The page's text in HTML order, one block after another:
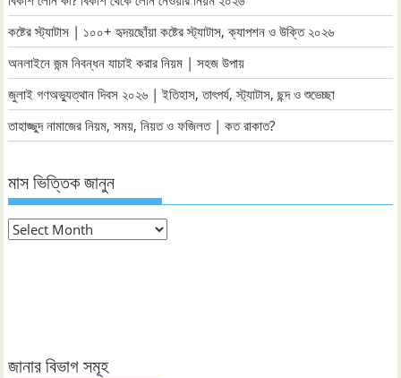
কষ্টের স্ট্যাটাস | ১০০+ হৃদয়ছোঁয়া কষ্টের স্ট্যাটাস, ক্যাপশন ও উক্তি ২০২৬
অনলাইনে জন্ম নিবন্ধন যাচাই করার নিয়ম | সহজ উপায়
জুলাই গণঅভ্যুত্থান দিবস ২০২৬ | ইতিহাস, তাৎপর্য, স্ট্যাটাস, ছন্দ ও শুভেচ্ছা
তাহাজ্জুদ নামাজের নিয়ম, সময়, নিয়ত ও ফজিলত | কত রাকাত?
মাস ভিত্তিক জানুন
মাস
জানার বিভাগ সমূহ